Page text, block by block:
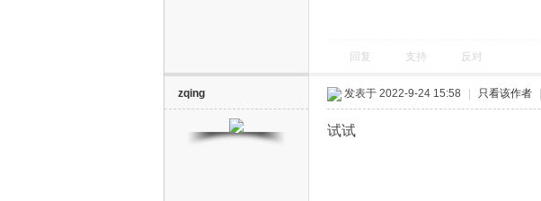
回复 支持 反对
zqing 发表于 2022-9-24 15:58 只看该作者
试试